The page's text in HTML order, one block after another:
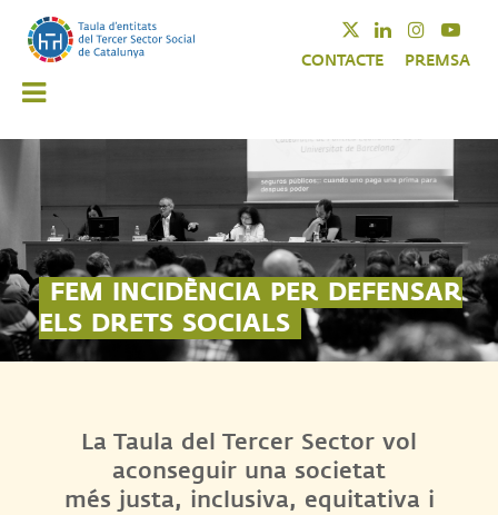
TwitterLinkedin
CONTACTE PREMSA
FEM INCIDÈNCIA PER DEFENSAR
ELS DRETS SOCIALS
La Taula del Tercer Sector vol
aconseguir una societat
més justa, inclusiva, equitativa i